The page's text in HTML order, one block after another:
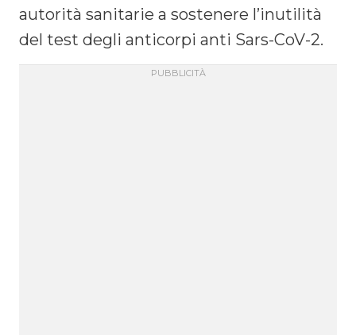
autorità sanitarie a sostenere l’inutilità
del test degli anticorpi anti Sars-CoV-2.